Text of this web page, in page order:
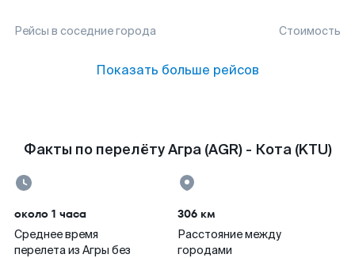
Рейсы в соседние города Стоимость
Показать больше рейсов
Факты по перелёту Агра (AGR) - Кота (KTU)
около 1 часа
Среднее время
перелета из Агры без
306 км
Расстояние между
городами